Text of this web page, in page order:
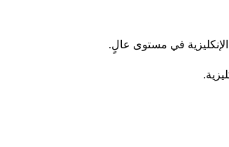
في مستوى عالٍ.